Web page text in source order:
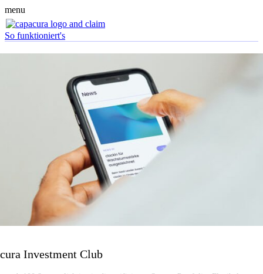
menu
So funktioniert's
Investment Club